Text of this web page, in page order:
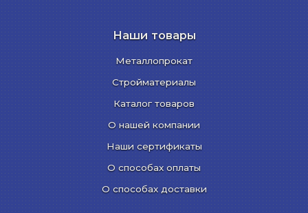
Наши товары
Металлопрокат
Стройматериалы
Каталог товаров
О нашей компании
Наши сертификаты
О способах оплаты
О способах доставки